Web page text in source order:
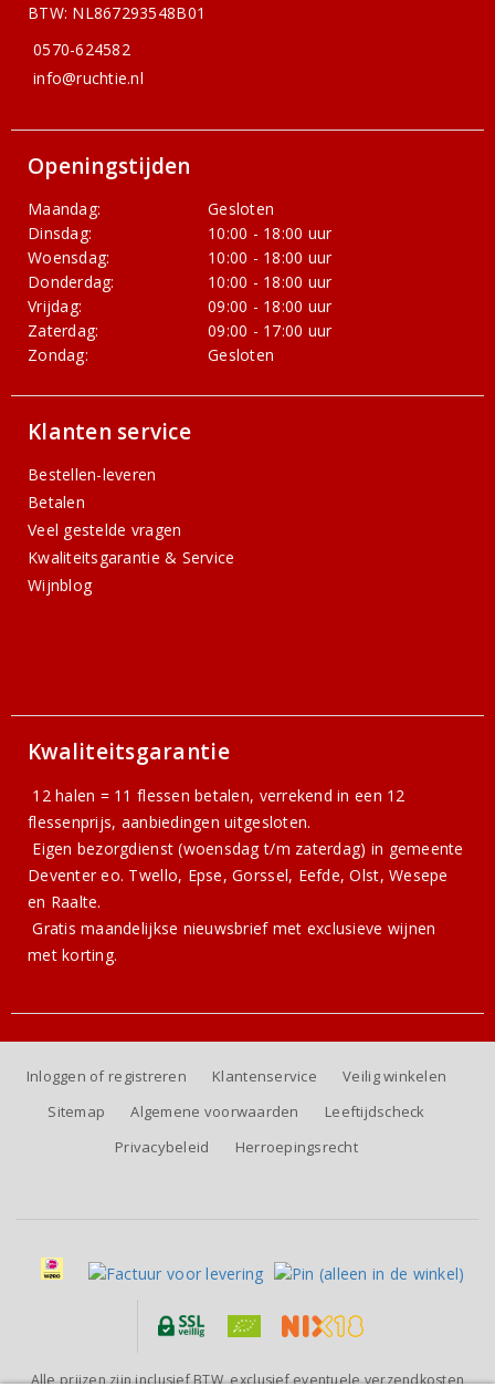
BTW: NL867293548B01
0570-624582
info@ruchtie.nl
Openingstijden
Maandag:
Gesloten
Dinsdag:
10:00 - 18:00 uur
Woensdag:
10:00 - 18:00 uur
Donderdag:
10:00 - 18:00 uur
Vrijdag:
09:00 - 18:00 uur
Zaterdag:
09:00 - 17:00 uur
Zondag:
Gesloten
Klanten service
Bestellen-leveren
Betalen
Veel gestelde vragen
Kwaliteitsgarantie & Service
Wijnblog
Kwaliteitsgarantie
12 halen = 11 flessen betalen, verrekend in een 12
flessenprijs, aanbiedingen uitgesloten.
Eigen bezorgdienst (woensdag t/m zaterdag) in gemeente
Deventer eo. Twello, Epse, Gorssel, Eefde, Olst, Wesepe
en Raalte.
Gratismaandelijkse nieuwsbriefmet exclusieve wijnen
met korting.
Inloggen of registreren Klantenservice
Veilig winkelen
Sitemap
Algemene voorwaarden
Leeftijdscheck
Privacybeleid
Herroepingsrecht
Alle prijzen zijn inclusief BTW, exclusief eventuele verzendkosten